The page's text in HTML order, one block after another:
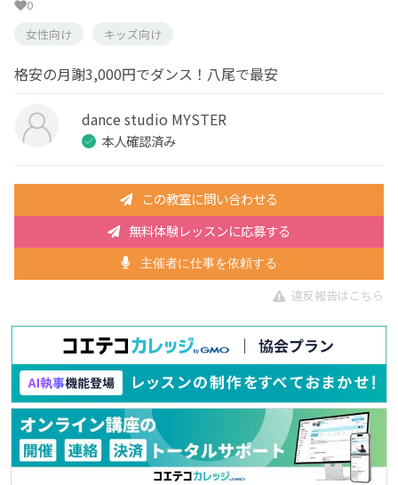
0
女性向け
キッズ向け
格安の月謝3,000円でダンス！八尾で最安
dance studio MYSTER
本人確認済み
この教室に問い合わせる
無料体験レッスンに応募する
主催者に仕事を依頼する
違反報告はこちら